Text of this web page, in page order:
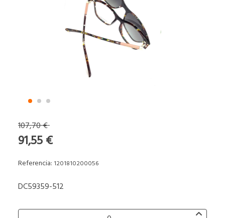
107,70 €
91,55 €
Referencia: 1201810200056
DC59359-512